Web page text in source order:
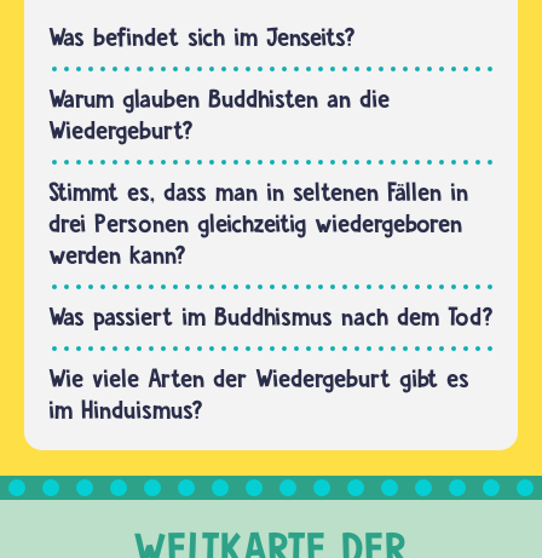
nicht,
ob…
unterschiedlichen
Körpern
und
Daseinsformen
lebt. Sie
kann
zum…
Was befindet sich im Jenseits?
Warum glauben Buddhisten an die
Wiedergeburt?
Stimmt es, dass man in seltenen Fällen in
drei Personen gleichzeitig wiedergeboren
werden kann?
Was passiert im Buddhismus nach dem Tod?
Wie viele Arten der Wiedergeburt gibt es
im Hinduismus?